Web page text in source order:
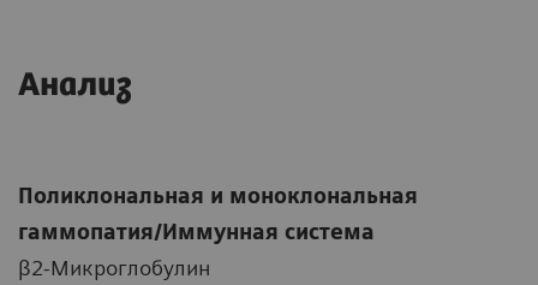
Анализ
Поликлональная и моноклональная
гаммопатия/Иммунная система
β2-Микроглобулин